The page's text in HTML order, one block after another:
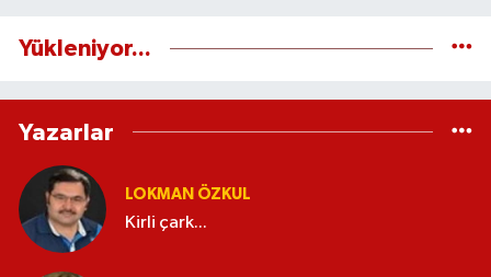
Yükleniyor...
Yazarlar
LOKMAN ÖZKUL
Kirli çark...